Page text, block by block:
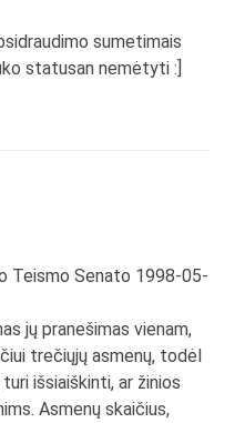
sumetimais
statusan nemėtyti :]
Teismo Senato 1998-05-
jų pranešimas vienam,
trečiųjų asmenų, todėl
išsiaiškinti, ar žinios
Asmenų skaičius,